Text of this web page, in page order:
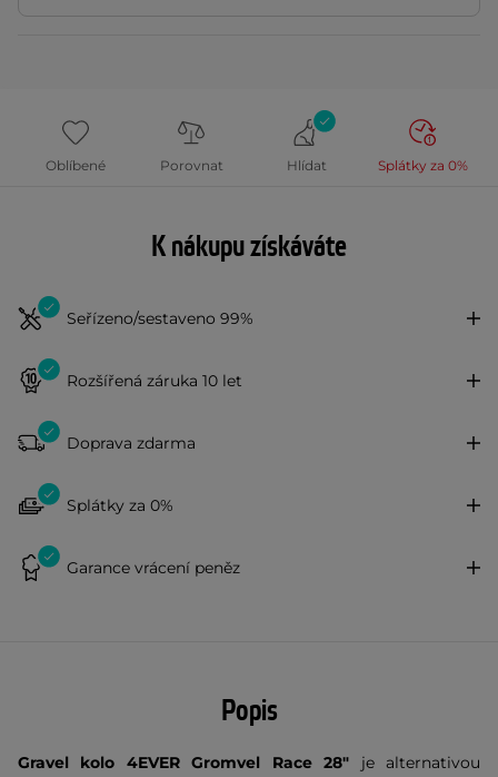
Oblíbené Porovnat Hlídat Splátky za 0%
K nákupu získáváte
Seřízeno/sestaveno 99%
Rozšířená záruka 10 let
Doprava zdarma
Splátky za 0%
Garance vrácení peněz
Popis
Gravel kolo 4EVER Gromvel Race 28"
je alternativou